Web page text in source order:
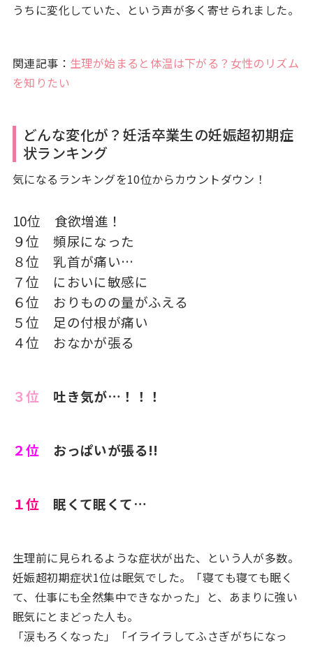
うちに変化していた、という声が多く寄せられました。
関連記事： 生理が始まると体温は下がる？女性のリズム
を知りたい
どんな変化が？妊活卒業生の妊娠超初期症
状ランキング
気になるランキングを10位からカウントダウン！
10位 食欲増進！
９位 頻尿になった
８位 乳首が痛い…
７位 においに敏感に
６位 おりものの量がふえる
５位 足の付根が痛い
４位 おなかが張る
３位 吐き気が…！！！
２位 おっぱいが張る!!
１位 眠くて眠くて…
生理前に見られるような症状が出た、という人が多数。
妊娠超初期症状1位は眠気でした。「寝ても寝ても眠く
て、仕事にも全然集中できなかった」と、あまりに強い
眠気にとまどった人も。
「涙もろくなった」「イライラしてふさぎがちになっ